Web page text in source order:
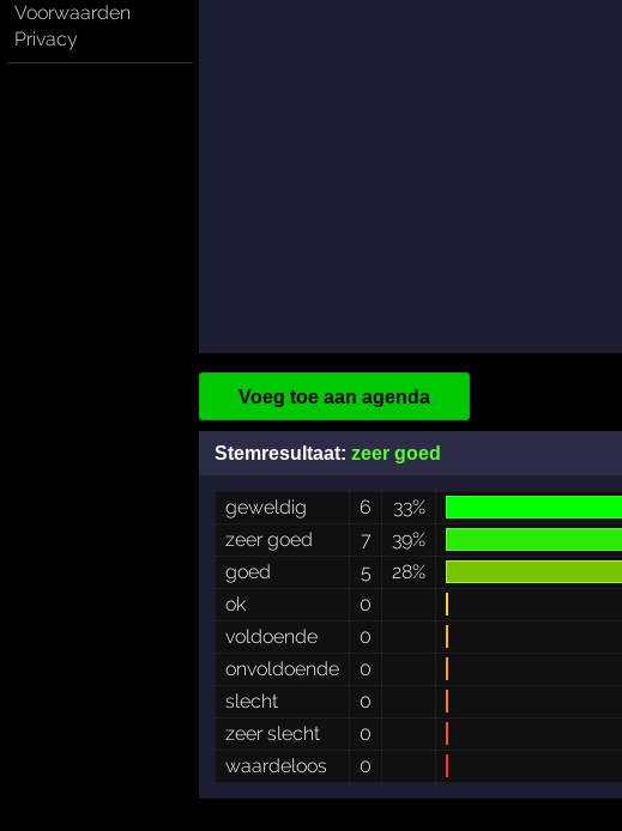
Voorwaarden
Privacy
Voeg toe aan agenda
Stemresultaat: zeer goed
geweldig 6
33%
zeer goed
7
39%
goed
5
28%
ok
0
voldoende
0
onvoldoende
0
slecht
0
zeer slecht
0
waardeloos
0